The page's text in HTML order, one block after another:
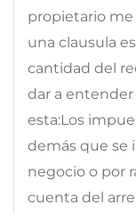
propietario me
una clausula
cantidad del
dar a
esta:Los
demás que se
negocio o por
cuenta del